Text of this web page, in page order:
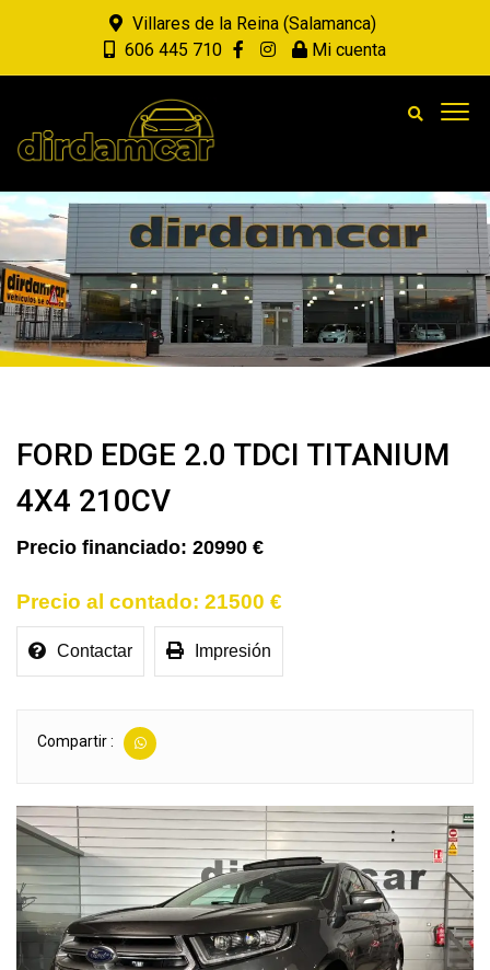
Villares de la Reina (Salamanca)
606 445 710
Mi cuenta
FORD EDGE 2.0 TDCI TITANIUM
4X4 210CV
20990 €
21500 €
Contactar Impresión
Compartir :